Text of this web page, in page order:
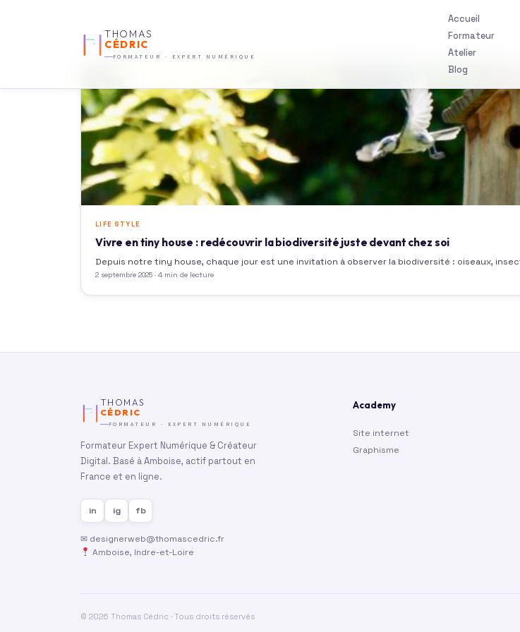
THOMAS
CÉDRIC
FORMATEUR · EXPERT NUMÉRIQUE
Accueil
Formateur
Atelier
Blog
LIFE STYLE
Vivre en tiny house : redécouvrir la biodiversité juste devant chez soi
Depuis notre tiny house, chaque jour est une invitation à observer la biodiversité : oiseaux,
2 septembre 2025 · 4 min de lecture
THOMAS
CÉDRIC
FORMATEUR · EXPERT NUMÉRIQUE
Formateur Expert Numérique & Créateur
Digital. Basé à Amboise, actif partout en
France et en ligne.
in ig fb
✉ designerweb@thomascedric.fr
Amboise, Indre-et-Loire
Academy
Site internet
Graphisme
© 2026 Thomas Cédric · Tous droits réservés